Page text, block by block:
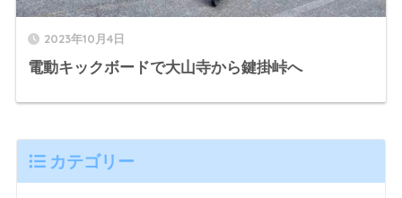
2023年10月4日
電動キックボードで大山寺から鍵掛峠へ
カテゴリー